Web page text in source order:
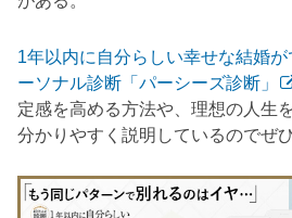
1年以内に自分らしい幸せな結婚
ーソナル診断「パーシーズ診断」
定感を高める方法や、理想の人生
分かりやすく説明しているのでぜ